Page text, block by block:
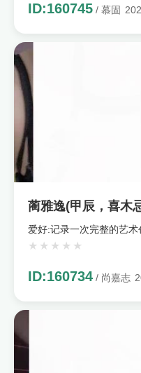
ID:160745 / 慕固
蔺雅逸(甲辰，喜木
爱好:记录一次完整的艺
ID:160734 / 尚嘉志